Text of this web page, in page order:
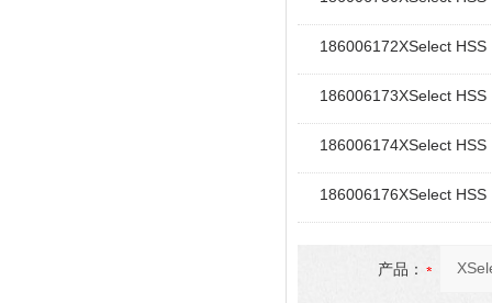
186006172XSelect
186006173XSelect
186006174XSelect
186006176XSelect
产品：